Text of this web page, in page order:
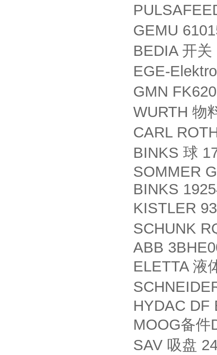
GEMU
BEDIA 开关
EGE-
GMN
WURTH 物
CARL
BINKS 球
SOMMER
BINKS
KISTLER
SCHUNK
ABB
ELETTA 液
HYDAC DF
MOOG备件
SAV 吸盘